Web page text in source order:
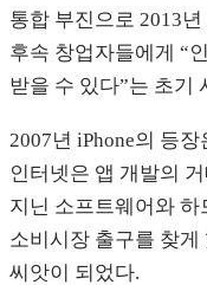
통합 부진으로 2013
후속 창업자들에게 “
받을 수 있다”는 초기
2007년 iPhone의 등
인터넷은 앱 개발의
지닌 소프트웨어와 하
소비시장 출구를 찾게
씨앗이 되었다.